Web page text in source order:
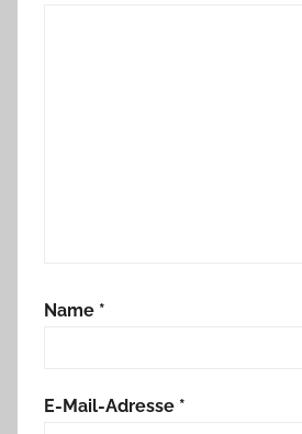
Name *
E-Mail-Adresse *